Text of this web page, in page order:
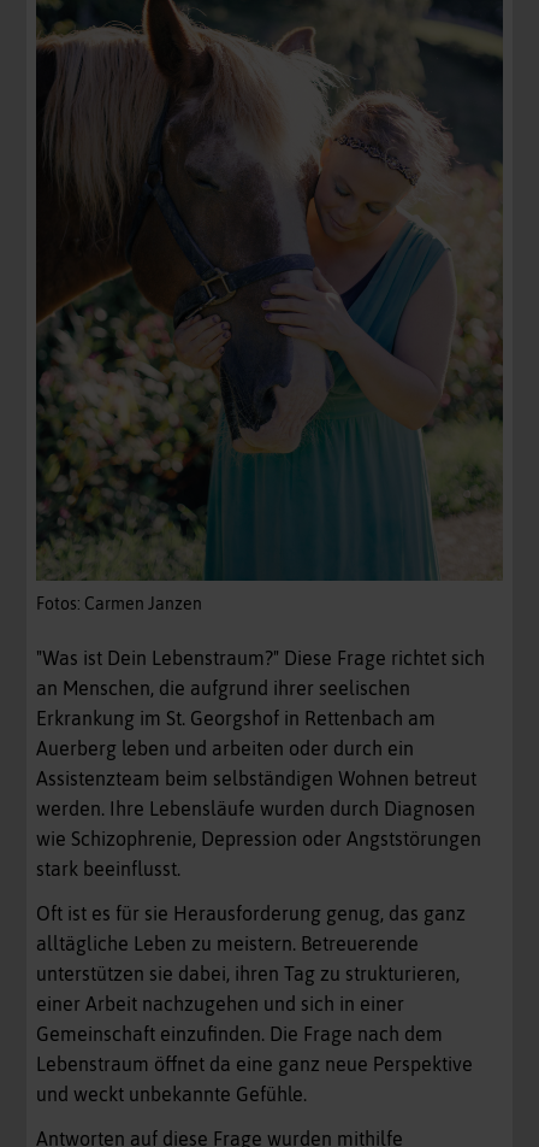
Fotos: Carmen Janzen
"Was ist Dein Lebenstraum?" Diese Frage richtet sich
an Menschen, die aufgrund ihrer seelischen
Erkrankung im St. Georgshof in Rettenbach am
Auerberg leben und arbeiten oder durch ein
Assistenzteam beim selbständigen Wohnen betreut
werden. Ihre Lebensläufe wurden durch Diagnosen
wie Schizophrenie, Depression oder Angststörungen
stark beeinflusst.
Oft ist es für sie Herausforderung genug, das ganz
alltägliche Leben zu meistern. Betreuerende
unterstützen sie dabei, ihren Tag zu strukturieren,
einer Arbeit nachzugehen und sich in einer
Gemeinschaft einzufinden. Die Frage nach dem
Lebenstraum öffnet da eine ganz neue Perspektive
und weckt unbekannte Gefühle.
Antworten auf diese Frage wurden mithilfe